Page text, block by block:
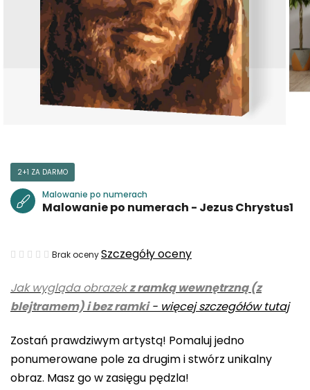
Jak wygląda obrazekz ramką wewnętrzną (z
blejtramem) i bez ramki- więcej szczegółów tutaj
Zostań prawdziwym artystą! Pomaluj jedno
ponumerowane pole za drugim i stwórz unikalny
obraz. Masz go w zasięgu pędzla!
2+1 ZA DARMO
Malowanie po numerach
Malowanie po numerach - Jezus Chrystus1
Średnia
produktu
wynosi
na
5
gwiazdek.
Brak ocenySzczegóły oceny